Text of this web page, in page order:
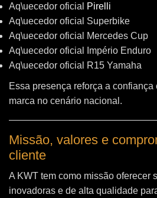
Aq\uecedor oficial
Pirelli
Aq\uecedor oficial Superbike
Aq\uecedor oficial Mercedes Cup
Aq\uecedor oficial Império Enduro
Aq\uecedor oficial R15 Yamaha
Essa presença reforça a
marca no cenário nacional.
Missão, valores e
cliente
A KWT tem como missão oferecer
inovadoras e de alta qualidade